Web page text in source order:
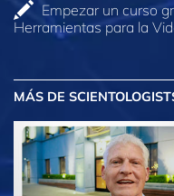
Empezar un curso
Herramientas para la
MÁS DE